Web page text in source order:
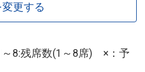
更する
8:残席数(1～8席) ×：予